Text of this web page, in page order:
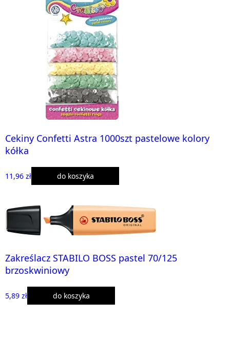
Cekiny Confetti Astra 1000szt pastelowe kolory
kółka
11,96 zł do koszyka
Zakreślacz STABILO BOSS pastel 70/125
brzoskwiniowy
5,89 zł do koszyka